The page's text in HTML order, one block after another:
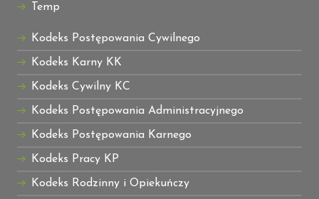
Temp
Kodeks Postępowania Cywilnego
Kodeks Karny KK
Kodeks Cywilny KC
Kodeks Postępowania Administracyjnego
Kodeks Postępowania Karnego
Kodeks Pracy KP
Kodeks Rodzinny i Opiekuńczy